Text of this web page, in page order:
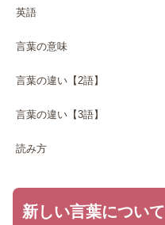
英語
言葉の意味
言葉の違い【2語】
言葉の違い【3語】
読み方
新しい言葉について